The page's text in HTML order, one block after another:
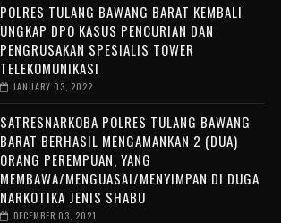
POLRES TULANG BAWANG BARAT KEMBALI
UNGKAP DPO KASUS PENCURIAN DAN
PENGRUSAKAN SPESIALIS TOWER
TELEKOMUNIKASI
JANUARY 03, 2022
SATRESNARKOBA POLRES TULANG BAWANG
BARAT BERHASIL MENGAMANKAN 2 (DUA)
ORANG PEREMPUAN, YANG
MEMBAWA/MENGUASAI/MENYIMPAN DI DUGA
NARKOTIKA JENIS SHABU
DECEMBER 03, 2021